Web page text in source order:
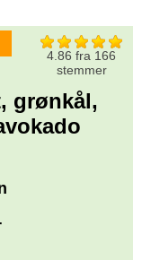
4.86 fra 166
stemmer
grønkål,